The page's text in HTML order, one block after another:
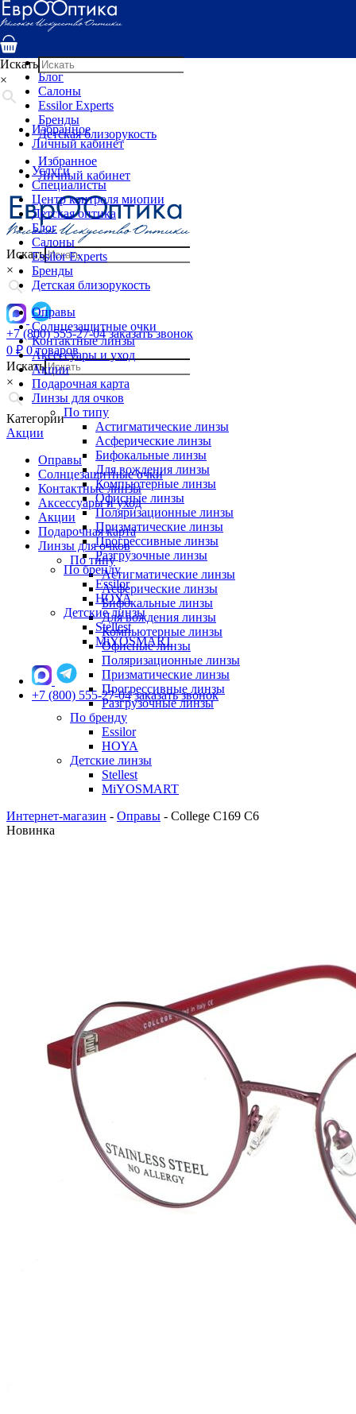
Услуги
Специалисты
Детская оптика
Блог
Салоны
Essilor Experts
Бренды
Детская близорукость
Избранное
Личный кабинет
Искать
×
+7 (800) 555-27-04 заказать звонок
0 ₽ 0 товаров
Искать
×
Категории
Акции
Оправы
Солнцезащитные очки
Контактные линзы
Аксессуары и уход
Акции
Подарочная карта
Линзы для очков
По типу
Астигматические линзы
Асферические линзы
Бифокальные линзы
Для вождения линзы
Компьютерные линзы
Офисные линзы
Поляризационные линзы
Призматические линзы
Прогрессивные линзы
Разгрузочные линзы
По бренду
Essilor
HOYA
Детские линзы
Stellest
MiYOSMART
Искать
×
Избранное
Личный кабинет
Услуги
Специалисты
Центр контроля миопии
Детская оптика
Блог
Салоны
Essilor Experts
Бренды
Детская близорукость
Оправы
Солнцезащитные очки
Контактные линзы
Аксессуары и уход
Акции
Подарочная карта
Линзы для очков
По типу
Астигматические линзы
Асферические линзы
Бифокальные линзы
Для вождения линзы
Компьютерные линзы
Офисные линзы
Поляризационные линзы
Призматические линзы
Прогрессивные линзы
Разгрузочные линзы
По бренду
Essilor
HOYA
Детские линзы
Stellest
MiYOSMART
+7 (800) 555-27-04 заказать звонок
Интернет-магазин - Оправы - College C169 C6
Новинка